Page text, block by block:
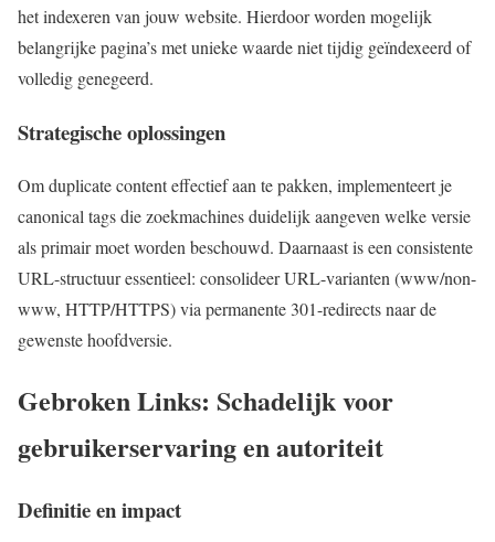
het indexeren van jouw website. Hierdoor worden mogelijk
belangrijke pagina’s met unieke waarde niet tijdig geïndexeerd of
volledig genegeerd.
Strategische oplossingen
Om duplicate content effectief aan te pakken, implementeert je
canonical tags die zoekmachines duidelijk aangeven welke versie
als primair moet worden beschouwd. Daarnaast is een consistente
URL-structuur essentieel: consolideer URL-varianten (www/non-
www, HTTP/HTTPS) via permanente 301-redirects naar de
gewenste hoofdversie.
Gebroken Links: Schadelijk voor
gebruikerservaring en autoriteit
Definitie en impact